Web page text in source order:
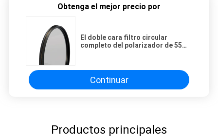
Obtenga el mejor precio por
El doble cara filtro circular
completo del polarizador de 55m
Continuar
Productos principales